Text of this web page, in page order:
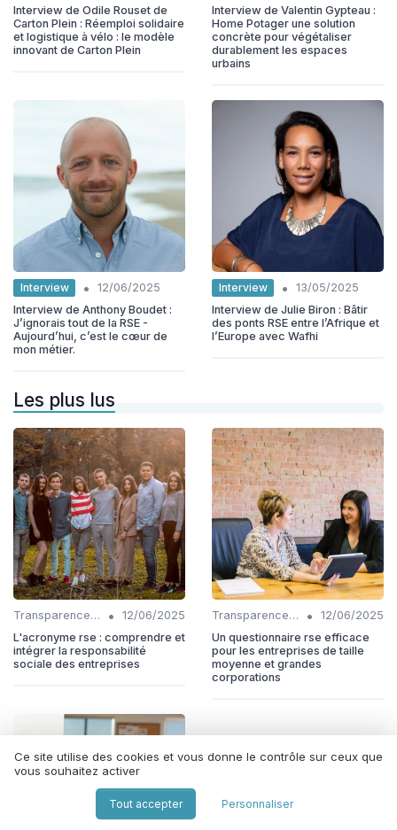
Interview de Odile Rouset de
Carton Plein : Réemploi solidaire
et logistique à vélo : le modèle
innovant de Carton Plein
Interview de Valentin Gypteau :
Home Potager une solution
concrète pour végétaliser
durablement les espaces
urbains
Interview •
12/06/2025
Interview de Anthony Boudet :
J’ignorais tout de la RSE -
Aujourd’hui, c’est le cœur de
mon métier.
Interview •
13/05/2025
Interview de Julie Biron : Bâtir
des ponts RSE entre l’Afrique et
l’Europe avec Wafhi
Les plus lus
Transparence et reporting •
12/06/2025
L'acronyme rse : comprendre et
intégrer la responsabilité
sociale des entreprises
Transparence et reporting •
12/06/2025
Un questionnaire rse efficace
pour les entreprises de taille
moyenne et grandes
corporations
Ce site utilise des cookies et vous donne le contrôle sur ceux que
vous souhaitez activer
Tout accepter Personnaliser